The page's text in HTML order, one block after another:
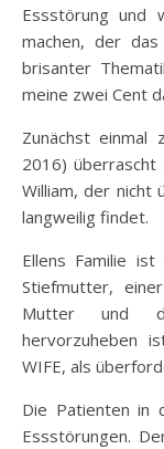
Essstörung und
machen, der
brisanter
meine zwei Cent
Zunächst einmal
2016)
William, der nicht
langweilig findet.
Ellens Familie
Stiefmutter,
Mutter und
hervorzuheben
WIFE, als
Die Patienten in
Essstörungen.